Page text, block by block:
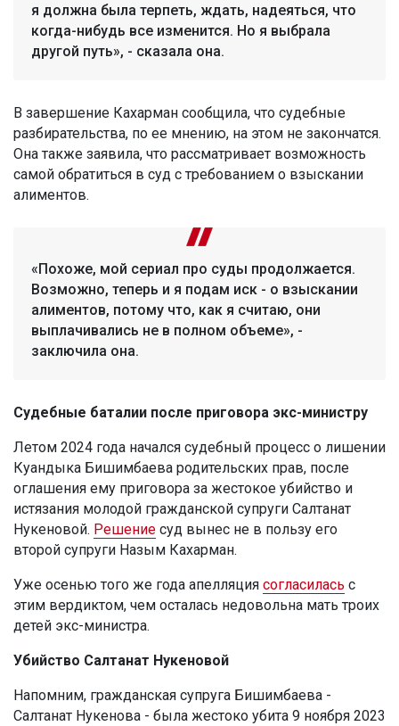
я должна была терпеть, ждать, надеяться, что
когда-нибудь все изменится. Но я выбрала
другой путь», - сказала она.
В завершение Кахарман сообщила, что судебные
разбирательства, по ее мнению, на этом не закончатся.
Она также заявила, что рассматривает возможность
самой обратиться в суд с требованием о взыскании
алиментов.
«Похоже, мой сериал про суды продолжается.
Возможно, теперь и я подам иск - о взыскании
алиментов, потому что, как я считаю, они
выплачивались не в полном объеме», -
заключила она.
Судебные баталии после приговора экс-министру
Летом 2024 года начался судебный процесс о лишении
Куандыка Бишимбаева родительских прав, после
оглашения ему приговора за жестокое убийство и
истязания молодой гражданской супруги Салтанат
Нукеновой. Решение суд вынес не в пользу его
второй супруги Назым Кахарман.
Уже осенью того же года апелляция согласилась с
этим вердиктом, чем осталась недовольна мать троих
детей экс-министра.
Убийство Салтанат Нукеновой
Напомним, гражданская супруга Бишимбаева -
Салтанат Нукенова - была жестоко убита 9 ноября 2023